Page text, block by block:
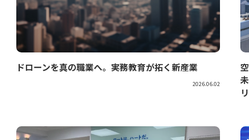
ドローンを真の職業へ。実務教育が拓く新産業
2026.06.02